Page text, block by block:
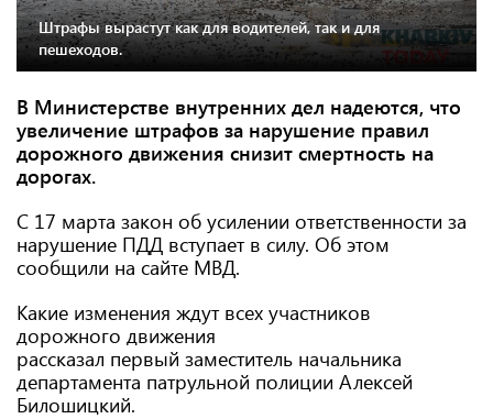
Штрафы вырастут как для водителей, так и для
пешеходов.
В Министерстве внутренних дел надеются, что
увеличение штрафов за нарушение правил
дорожного движения снизит смертность на
дорогах.
С 17 марта закон об усилении ответственности за
нарушение ПДД вступает в силу. Об этом
сообщили на сайте МВД.
Какие изменения ждут всех участников
дорожного движения
рассказал первый заместитель начальника
департамента патрульной полиции Алексей
Билошицкий.